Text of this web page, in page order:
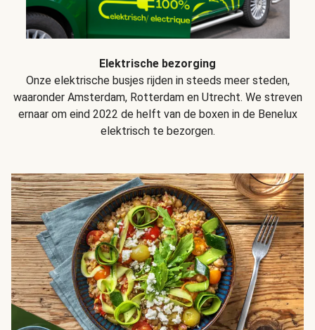
Elektrische bezorging
Onze elektrische busjes rijden in steeds meer steden,
waaronder Amsterdam, Rotterdam en Utrecht. We streven
ernaar om eind 2022 de helft van de boxen in de Benelux
elektrisch te bezorgen.